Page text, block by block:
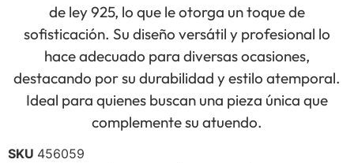
de ley 925, lo que le otorga un toque de
sofisticación. Su diseño versátil y profesional lo
hace adecuado para diversas ocasiones,
destacando por su durabilidad y estilo atemporal.
Ideal para quienes buscan una pieza única que
complemente su atuendo.
SKU 456059